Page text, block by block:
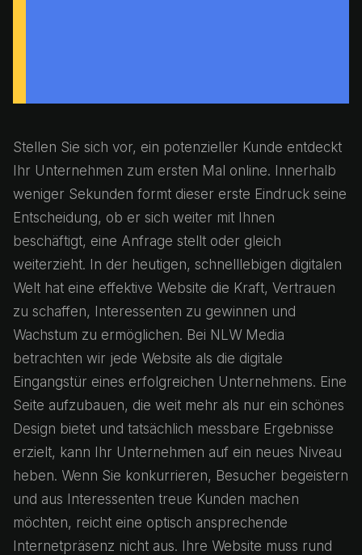
Stellen Sie sich vor, ein potenzieller Kunde entdeckt
Ihr Unternehmen zum ersten Mal online. Innerhalb
weniger Sekunden formt dieser erste Eindruck seine
Entscheidung, ob er sich weiter mit Ihnen
beschäftigt, eine Anfrage stellt oder gleich
weiterzieht. In der heutigen, schnelllebigen digitalen
Welt hat eine effektive Website die Kraft, Vertrauen
zu schaffen, Interessenten zu gewinnen und
Wachstum zu ermöglichen. Bei NLW Media
betrachten wir jede Website als die digitale
Eingangstür eines erfolgreichen Unternehmens. Eine
Seite aufzubauen, die weit mehr als nur ein schönes
Design bietet und tatsächlich messbare Ergebnisse
erzielt, kann Ihr Unternehmen auf ein neues Niveau
heben. Wenn Sie konkurrieren, Besucher begeistern
und aus Interessenten treue Kunden machen
möchten, reicht eine optisch ansprechende
Internetpräsenz nicht aus. Ihre Website muss rund